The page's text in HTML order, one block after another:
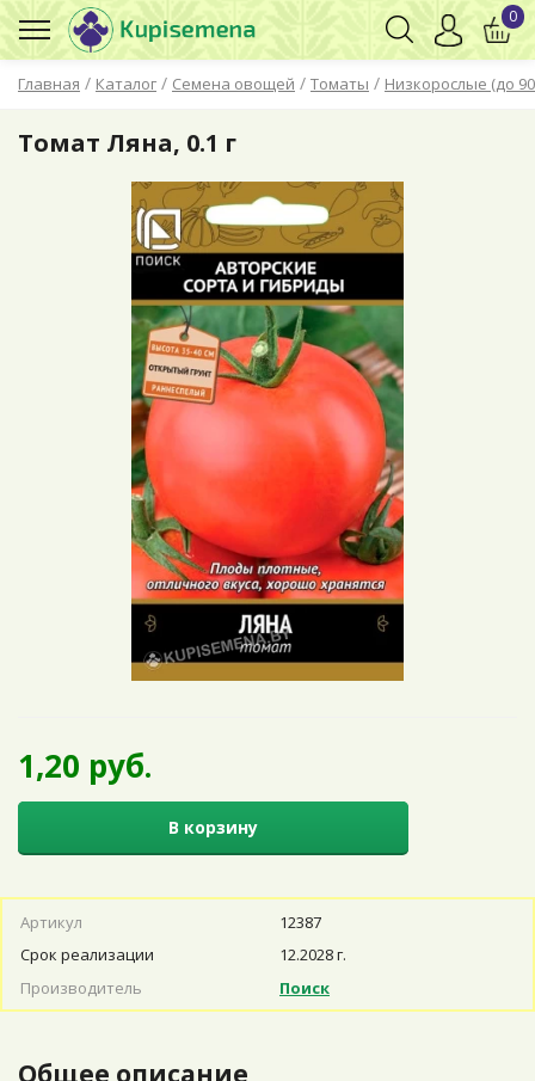
Главная / Каталог / Семена овощей / Томаты / Низкорослые (до
0
Томат Ляна, 0.1 г
1,20 руб.
В корзину
Артикул
12387
Срок реализации
12.2028 г.
Производитель
Поиск
Общее описание